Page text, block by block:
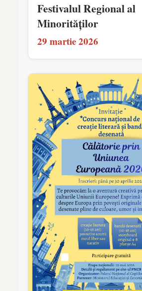
Festivalul Regional al
Minorităților
29 martie 2026